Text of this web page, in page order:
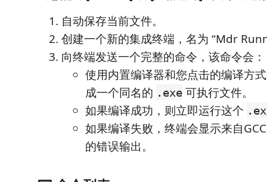
自动保存当前文件。
创建一个新的集成终端，名为 “Mdr
向终端发送一个完整的命令，该命令会：
使用内置编译器和您点击的编译方
成一个同名的 .exe 可执行文件。
如果编译成功，则立即运行这个
如果编译失败，终端会显示来自
的错误输出。